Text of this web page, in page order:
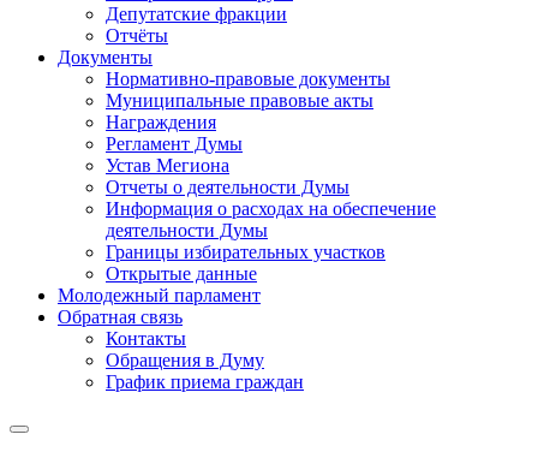
Депутатские фракции
Отчёты
Документы
Нормативно-правовые документы
Муниципальные правовые акты
Награждения
Регламент Думы
Устав Мегиона
Отчеты о деятельности Думы
Информация о расходах на обеспечение
деятельности Думы
Границы избирательных участков
Открытые данные
Молодежный парламент
Обратная связь
Контакты
Обращения в Думу
График приема граждан